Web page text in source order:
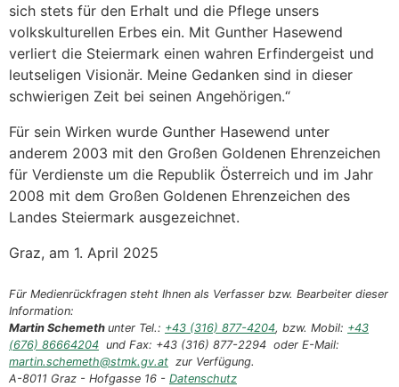
sich stets für den Erhalt und die Pflege unsers
volkskulturellen Erbes ein. Mit Gunther Hasewend
verliert die Steiermark einen wahren Erfindergeist und
leutseligen Visionär. Meine Gedanken sind in dieser
schwierigen Zeit bei seinen Angehörigen.“
Für sein Wirken wurde Gunther Hasewend unter
anderem 2003 mit den Großen Goldenen Ehrenzeichen
für Verdienste um die Republik Österreich und im Jahr
2008 mit dem Großen Goldenen Ehrenzeichen des
Landes Steiermark ausgezeichnet.
Graz, am 1. April 2025
Für Medienrückfragen steht Ihnen als Verfasser bzw. Bearbeiter dieser
Information:
Martin Schemeth unter Tel.: +43 (316) 877-4204, bzw. Mobil: +43
(676) 86664204 und Fax: +43 (316) 877-2294 oder E-Mail:
martin.schemeth@stmk.gv.at zur Verfügung.
A-8011 Graz - Hofgasse 16 - Datenschutz